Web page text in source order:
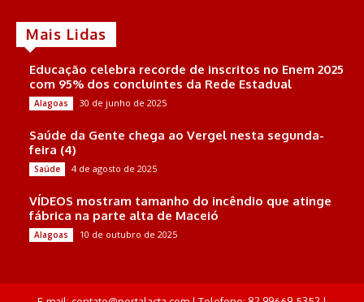
Mais Lidas
Educação celebra recorde de inscritos no Enem 2025
com 95% dos concluintes da Rede Estadual
Alagoas 30 de junho de 2025
Saúde da Gente chega ao Vergel nesta segunda-
feira (4)
Saúde 4 de agosto de 2025
VÍDEOS mostram tamanho do incêndio que atinge
fábrica na parte alta de Maceió
Alagoas 10 de outubro de 2025